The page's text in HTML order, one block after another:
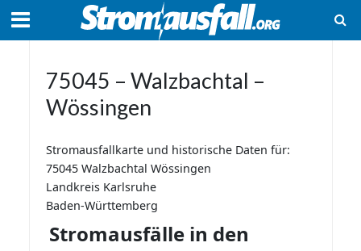
75045 – Walzbachtal –
Wössingen
Stromausfallkarte und historische Daten für:
75045 Walzbachtal Wössingen
Landkreis Karlsruhe
Baden-Württemberg
Stromausfälle in den